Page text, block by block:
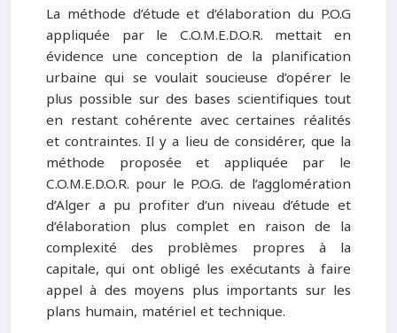
La méthode d’étude et d’élaboration du P.O.G
appliquée par le C.O.M.E.D.O.R. mettait en
évidence une conception de la planification
urbaine qui se voulait soucieuse d’opérer le
plus possible sur des bases scientifiques tout
en restant cohérente avec certaines réalités
et contraintes. Il y a lieu de considérer, que la
méthode proposée et appliquée par le
C.O.M.E.D.O.R. pour le P.O.G. de l’agglomération
d’Alger a pu profiter d’un niveau d’étude et
d’élaboration plus complet en raison de la
complexité des problèmes propres à la
capitale, qui ont obligé les exécutants à faire
appel à des moyens plus importants sur les
plans humain, matériel et technique.